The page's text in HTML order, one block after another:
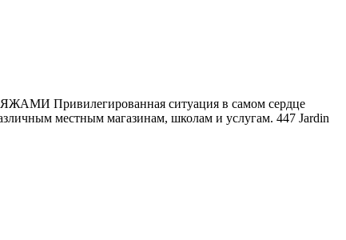
ситуация в самом сердце
местным магазинам, школам и услугам. 447 Jardin